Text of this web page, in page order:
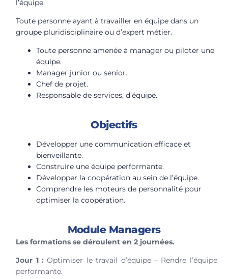
l’équipe.
Toute personne ayant à travailler en équipe dans un
groupe pluridisciplinaire ou d’expert métier.
Toute personne amenée à manager ou piloter une
équipe.
Manager junior ou senior.
Chef de projet.
Responsable de services, d’équipe.
Objectifs
Développer une communication efficace et
bienveillante.
Construire une équipe performante.
Développer la coopération au sein de l’équipe.
Comprendre les moteurs de personnalité pour
optimiser la coopération.
Module Managers
Les formations se déroulent en 2 journées.
Jour 1 : Optimiser le travail d’équipe – Rendre l’équipe
performante.